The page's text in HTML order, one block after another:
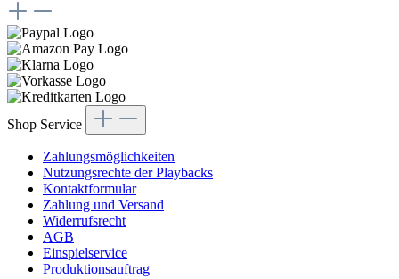
Shop Service
Zahlungsmöglichkeiten
Nutzungsrechte der Playbacks
Kontaktformular
Zahlung und Versand
Widerrufsrecht
AGB
Einspielservice
Produktionsauftrag